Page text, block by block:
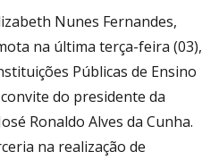
Nunes Fernandes,
na última terça-feira (03),
Públicas de Ensino
do presidente da
Ronaldo Alves da Cunha.
na realização de